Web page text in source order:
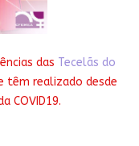
das Tecelãs do
têm realizado desde
COVID19.